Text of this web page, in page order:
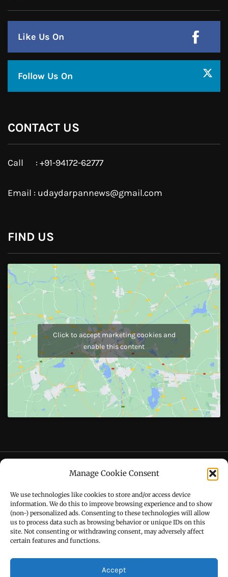
Manage Cookie Consent
We use technologies like cookies to store and/or access device
information. We do this to improve browsing experience and to show
(non-) personalized ads. Consenting to these technologies will allow
us to process data such as browsing behavior or unique IDs on this
site. Not consenting or withdrawing consent, may adversely affect
certain features and functions.
Accept
हमसे जुड़े !!
Facebook
Instagram
JOIN US
Like Us On
Follow Us On
Call : +91-94172-62777
Email : udaydarpannews@gmail.com